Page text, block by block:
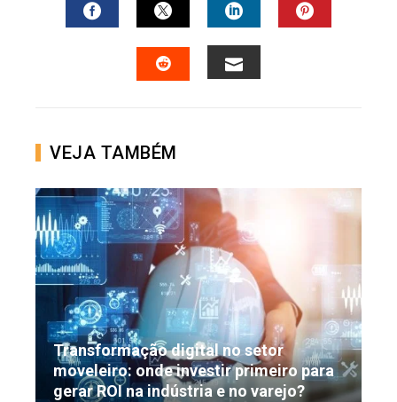
FACEBOOKTWITTERLINKEDIN
VEJA TAMBÉM
Transformação digital no setor
moveleiro: onde investir primeiro para
gerar ROI na indústria e no varejo?